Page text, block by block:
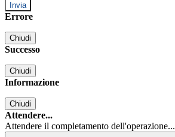
Errore
Chiudi
Successo
Chiudi
Informazione
Chiudi
Attendere...
Attendere il completamento dell'operazione...